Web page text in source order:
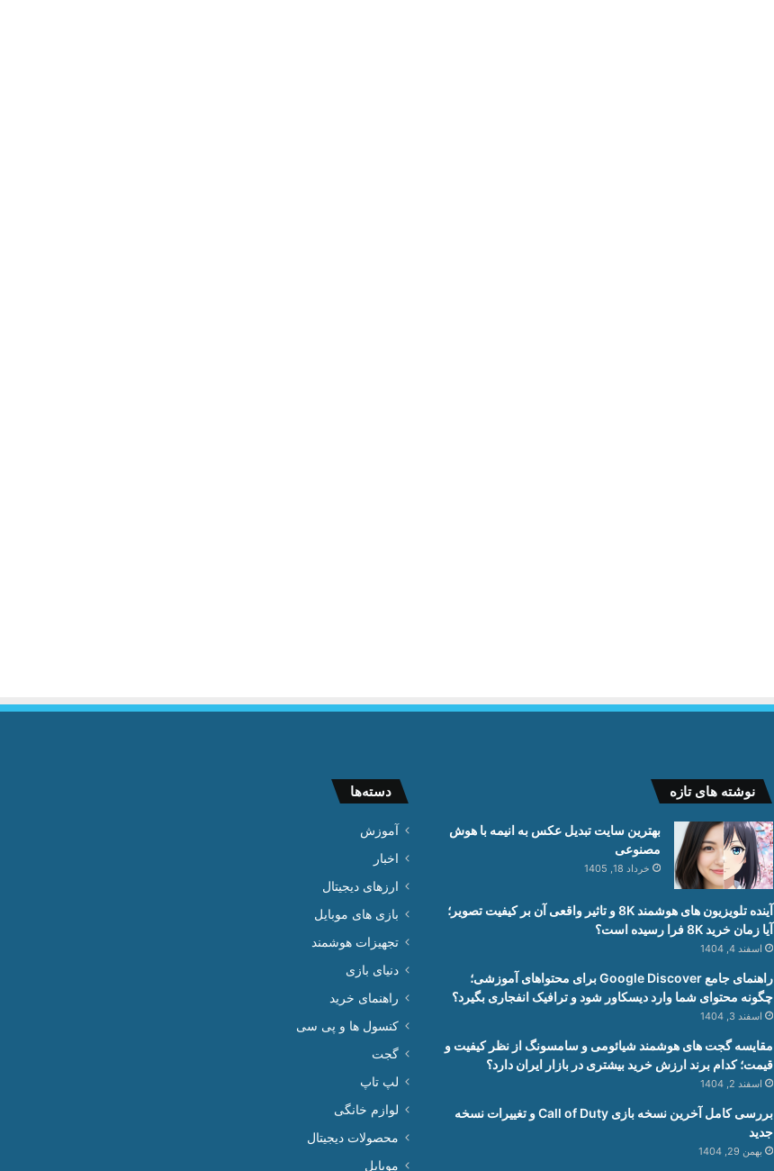
نوشته های تازه
بهترین سایت تبدیل عکس به انیمه با هوش
مصنوعی
خرداد 18, 1405
آینده تلویزیون های هوشمند 8K و تاثیر واقعی آن بر کیفیت تصویر؛
آیا زمان خرید 8K فرا رسیده است؟
اسفند 4, 1404
راهنمای جامع Google Discover برای محتواهای آموزشی؛
چگونه محتوای شما وارد دیسکاور شود و ترافیک انفجاری بگیرد؟
اسفند 3, 1404
مقایسه گجت های هوشمند شیائومی و سامسونگ از نظر کیفیت و
قیمت؛ کدام برند ارزش خرید بیشتری در بازار ایران دارد؟
اسفند 2, 1404
بررسی کامل آخرین نسخه بازی Call of Duty و تغییرات نسخه
جدید
بهمن 29, 1404
دسته‌ها
آموزش
اخبار
ارزهای دیجیتال
بازی های موبایل
تجهیزات هوشمند
دنیای بازی
راهنمای خرید
کنسول ها و پی سی
گجت
لپ تاپ
لوازم خانگی
محصولات دیجیتال
موبایل